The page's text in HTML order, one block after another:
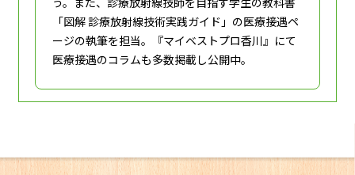
「図解 診療放射線技術実践ガイド」の医療接遇ペ
ージの執筆を担当。『マイベストプロ香川』にて
医療接遇のコラムも多数掲載し公開中。